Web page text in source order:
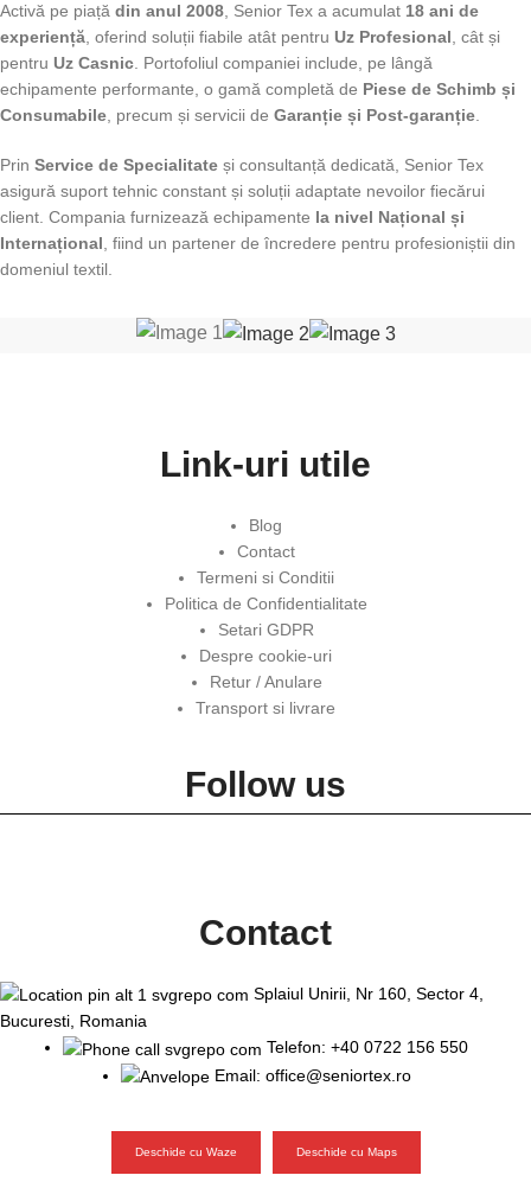
Activă pe piață din anul 2008 , Senior Tex a acumulat 18 ani de
experiență , oferind soluții fiabile atât pentru Uz Profesional , cât și
pentru Uz Casnic . Portofoliul companiei include, pe lângă
echipamente performante, o gamă completă de Piese de Schimb și
Consumabile , precum și servicii de Garanție și Post-garanție
Prin Service de Specialitate și consultanță dedicată, Senior Tex
asigură suport tehnic constant și soluții adaptate nevoilor fiecărui
client. Compania furnizează echipamente la nivel Național și
Internațional , fiind un partener de încredere pentru profesioniștii din
domeniul textil.
Link-uri utile
Blog
Contact
Termeni si Conditii
Politica de Confidentialitate
Setari GDPR
Despre cookie-uri
Retur / Anulare
Transport si livrare
Follow us
Contact
Splaiul Unirii, Nr 160, Sector 4,
Bucuresti, Romania
Telefon: +40 0722 156 550
Email: office@seniortex.ro
Deschide cu Waze Deschide cu Maps